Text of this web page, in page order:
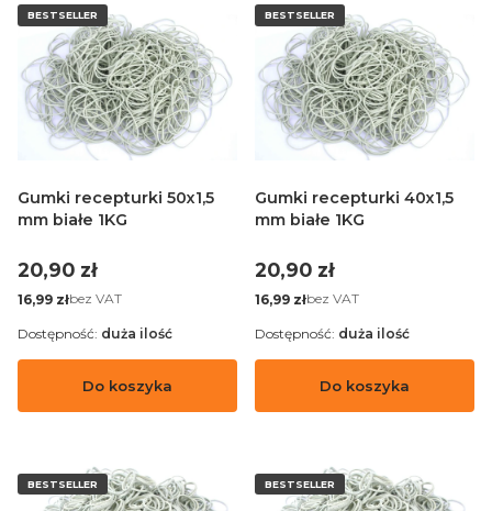
BESTSELLER
Gumki recepturki 50x1,5
mm białe 1KG
Cena
20,90 zł
Cena
16,99 złbez VAT
Do koszyka
Dostępność: duża ilość
BESTSELLER
Gumki recepturki 40x1,5
mm białe 1KG
Cena
20,90 zł
Cena
16,99 złbez VAT
Do koszyka
Dostępność: duża ilość
BESTSELLER BESTSELLER